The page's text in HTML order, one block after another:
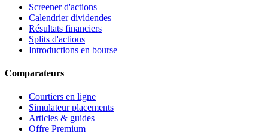
Screener d'actions
Calendrier dividendes
Résultats financiers
Splits d'actions
Introductions en bourse
Comparateurs
Courtiers en ligne
Simulateur placements
Articles & guides
Offre Premium